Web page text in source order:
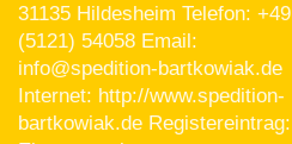
31135 Hildesheim Telefon: +49
(5121) 54058 Email:
info@spedition-bartkowiak.de
Internet: http://www.spedition-
bartkowiak.de Registereintrag: